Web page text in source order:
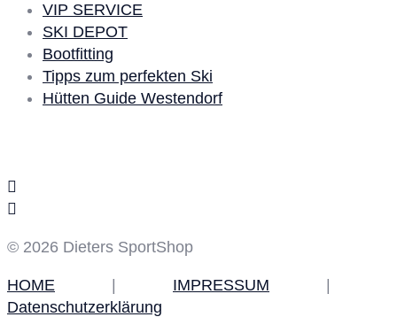
VIP SERVICE
SKI DEPOT
Bootfitting
Tipps zum perfekten Ski
Hütten Guide Westendorf
© 2026 Dieters SportShop
HOME | IMPRESSUM |
Datenschutzerklärung